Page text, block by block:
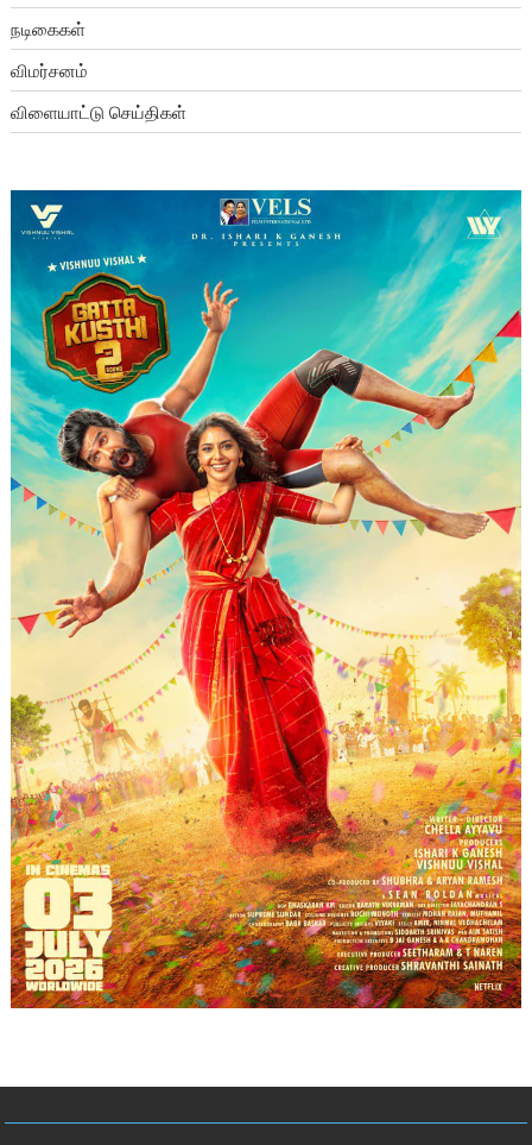
நடிகைகள்
விமர்சனம்
விளையாட்டு செய்திகள்